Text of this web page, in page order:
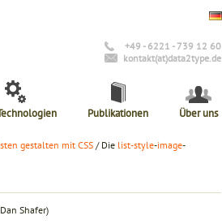
+49 - 6221 - 739 12 60
kontakt(at)data2type.de
Publikationen Über uns
gestalten mit CSS/ Die list-style-image-
Shafer)